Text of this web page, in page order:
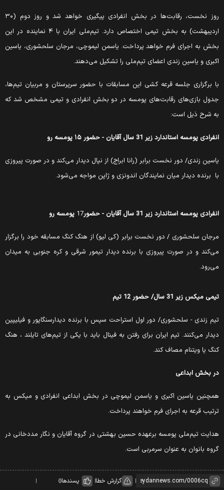
روز نخست، رقابت‌ها در بخش انفرادی پیگیری خواهد شد و روز دوم (۳۰
اردیبهشت) به بخش تیمی اختصاص دارد. تیم‌‌‌ملی ایران با ۴ نماینده در این
به اجرای فرم خواهد پرداخت. یاسمن لیموچی، مرجان سلحشوری، یاسین
و یاسین زندی اعضای تیم‌ملی را تشکیل می‌دهند.
برگزاری جلسه قرعه کشی این مسابقات با حضور سرپرستان و مربیان تیم‌ها،
بازی‌های رقابت‌های پومسه در دو بخش انفرادی و تیمی مشخص شد که
شرح ذیل است:
پومسه استاندارد زیر 31 سال آقایان - حضور ۱۵ پومسه رو
زندی/ دور نخست برابر (رانا ابراج) از نپال دیدار می‌کند و در صورت پیروزی
برنده دیدار میان نمایندگان اندونزی و ژاپن مواجه می‌شود.
پومسه استاندارد زیر 31 سال آقایان - حضور 17 پومسه رو
سلحشوری / دور نخست برابر (کی لیو) از هنگ کنگ مسابقه خود را برگزار
و در صورت پیروزی با برنده دیدار تیمور شرقی و کره جنوبی به میدان
میکس زیر 31 سال/ حضور 12 تیم
زندی - سلحشوری/ دور اول استراحت سپس با برنده دیدارسنگاپور و فیلیپین
می‌کنند. تیم ایران برای رفتن به فینال باید با یکی از تیم‌های تایلند ، هنگ
یا ویتنام مصاف کند.
بخش ابداعی
یاسین اکبری و یاسمن لیموچی در بخش ابداعی انفرادی و میکس به
قرعه به اجرای فرم خواهند پرداخت.
تیم‌ملی پومسه برعهده حسین بهشتی در گروه آقایان و نگار مددخانی در
بانوان به عنوان سرمربی است.
گزارش خطا پسندها0